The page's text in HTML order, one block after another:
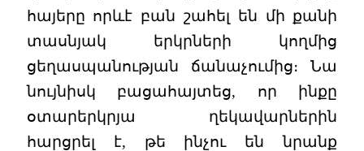
հայերը որևէ բան շահել են մի քանի
տասնյակ երկրների կողմից
ցեղասպանության ճանաչումից։ Նա
նույնիսկ բացահայտեց, որ ինքը
օտարերկրյա ղեկավարներին
հարցրել է, թե ինչու են նրանք